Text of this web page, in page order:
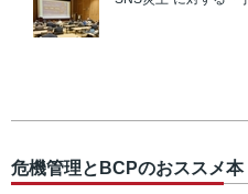
危機管理とBCPのおススメ本